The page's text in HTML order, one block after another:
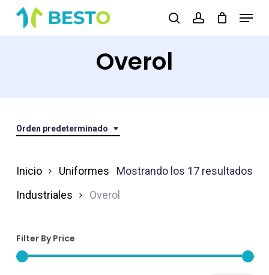
Skip
searchaccount
Menu
Overol
Orden predeterminado
Mostrando los 17 resultados
Inicio
Uniformes
Industriales
Overol
Filter By Price